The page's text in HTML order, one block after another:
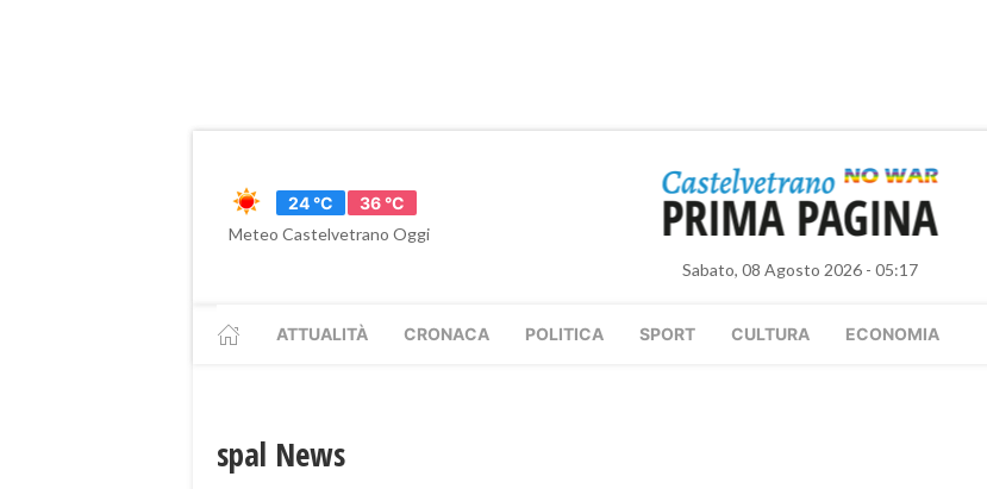
24 °C
36 °C
Meteo Castelvetrano Oggi
Sabato, 08 Agosto 2026 - 05:17
ATTUALITÀ CRONACA POLITICA SPORT CULTURA ECONOMIA
spal News